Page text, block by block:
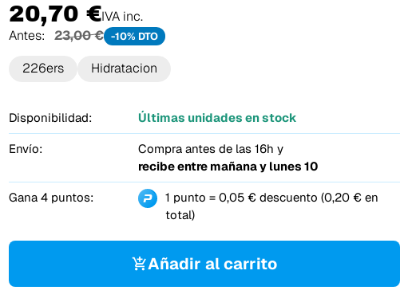
20,70 €IVA inc.
Antes:
23,00 € -10% DTO
226ers Hidratacion
Disponibilidad: Últimas unidades en stock
Envío:
Compra antes de las 16h y
recibe entre mañana y lunes 10
Gana 4 puntos:
1 punto = 0,05 € descuento (0,20 € en
total)
Añadir al carrito